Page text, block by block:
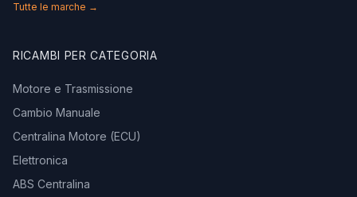
Tutte le marche →
RICAMBI PER CATEGORIA
Motore e Trasmissione
Cambio Manuale
Centralina Motore (ECU)
Elettronica
ABS Centralina